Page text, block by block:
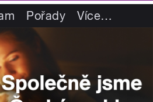
Pořady Více…